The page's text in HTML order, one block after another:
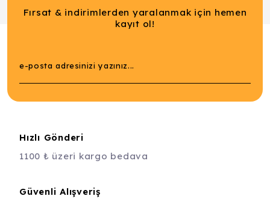
Fırsat & indirimlerden yaralanmak için hemen
kayıt ol!
Hızlı Gönderi
1100 ₺ üzeri kargo bedava
Güvenli Alışveriş